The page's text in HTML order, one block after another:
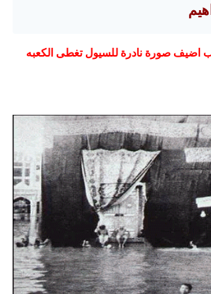
صورة نادرة للسيول تغطى الكعبه